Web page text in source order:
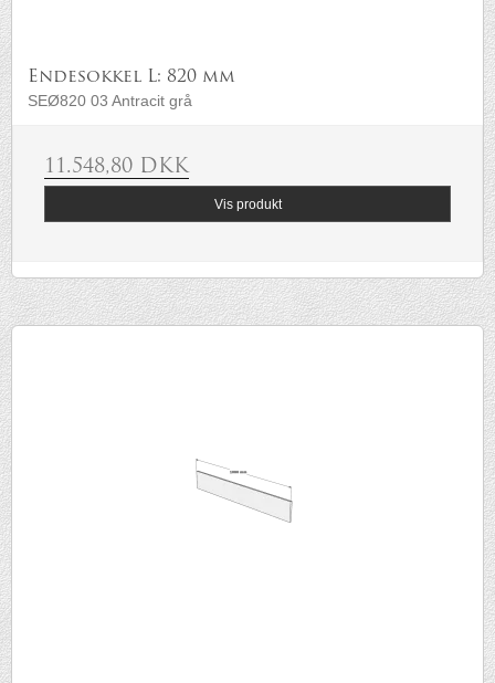
Endesokkel L: 820 mm
SEØ820 03 Antracit grå
11.548,80 DKK
Vis produkt